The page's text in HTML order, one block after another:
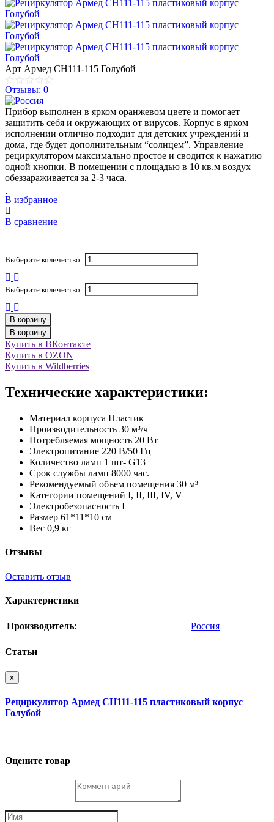
Арт Армед СH111-115 Голубой
Отзывы: 0
Прибор выполнен в ярком оранжевом цвете и помогает
защитить себя и окружающих от вирусов. Корпус в ярком
исполнении отлично подходит для детских учреждений и
дома, где будет дополнительным “солнцем”. Управление
рециркулятором максимально простое и сводится к нажатию
одной кнопки. В помещении с площадью в 10 кв.м воздух
обеззараживается за 2-3 часа.
В избранное
В сравнение
Выберите количество:
Выберите количество:
В корзину
В корзину
Купить в ВКонтакте
Купить в OZON
Купить в Wildberries
Технические характеристики:
Материал корпуса Пластик
Производительность 30 м³/ч
Потребляемая мощность 20 Вт
Электропитание 220 В/50 Гц
Количество ламп 1 шт- G13
Срок службы ламп 8000 час.
Рекомендуемый объем помещения 30 м³
Категории помещений I, II, III, IV, V
Электробезопасность I
Размер 61*11*10 см
Вес 0,9 кг
Отзывы
Оставить отзыв
Характеристики
Производитель: Россия
Статьи
x
Рециркулятор Армед СH111-115 пластиковый корпус
Голубой
Оцените товар